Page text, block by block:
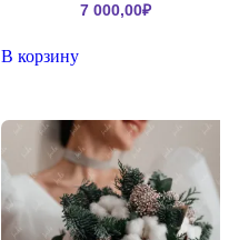
7 000,00₽
В корзину